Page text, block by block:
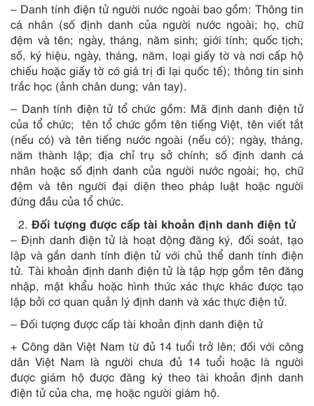
– Danh tính điện tử người nước ngoài bao gồm: Thông tin
cá nhân (số định danh của người nước ngoài; họ, chữ
đệm và tên; ngày, tháng, năm sinh; giới tính; quốc tịch;
số, ký hiệu, ngày, tháng, năm, loại giấy tờ và nơi cấp hộ
chiếu hoặc giấy tờ có giá trị đi lại quốc tế); thông tin sinh
trắc học (ảnh chân dung; vân tay).
– Danh tính điện tử tổ chức gồm: Mã định danh điện tử
của tổ chức; tên tổ chức gồm tên tiếng Việt, tên viết tắt
(nếu có) và tên tiếng nước ngoài (nếu có); ngày, tháng,
năm thành lập; địa chỉ trụ sở chính; số định danh cá
nhân hoặc số định danh của người nước ngoài; họ, chữ
đệm và tên người đại diện theo pháp luật hoặc người
đứng đầu của tổ chức.
Đối tượng được cấp tài khoản định danh điện tử
– Định danh điện tử là hoạt động đăng ký, đối soát, tạo
lập và gắn danh tính điện tử với chủ thể danh tính điện
tử. Tài khoản định danh điện tử là tập hợp gồm tên đăng
nhập, mật khẩu hoặc hình thức xác thực khác được tạo
lập bởi cơ quan quản lý định danh và xác thực điện tử.
– Đối tượng được cấp tài khoản định danh điện tử
+ Công dân Việt Nam từ đủ 14 tuổi trở lên; đối với công
dân Việt Nam là người chưa đủ 14 tuổi hoặc là người
được giám hộ được đăng ký theo tài khoản định danh
điện tử của cha, mẹ hoặc người giám hộ.